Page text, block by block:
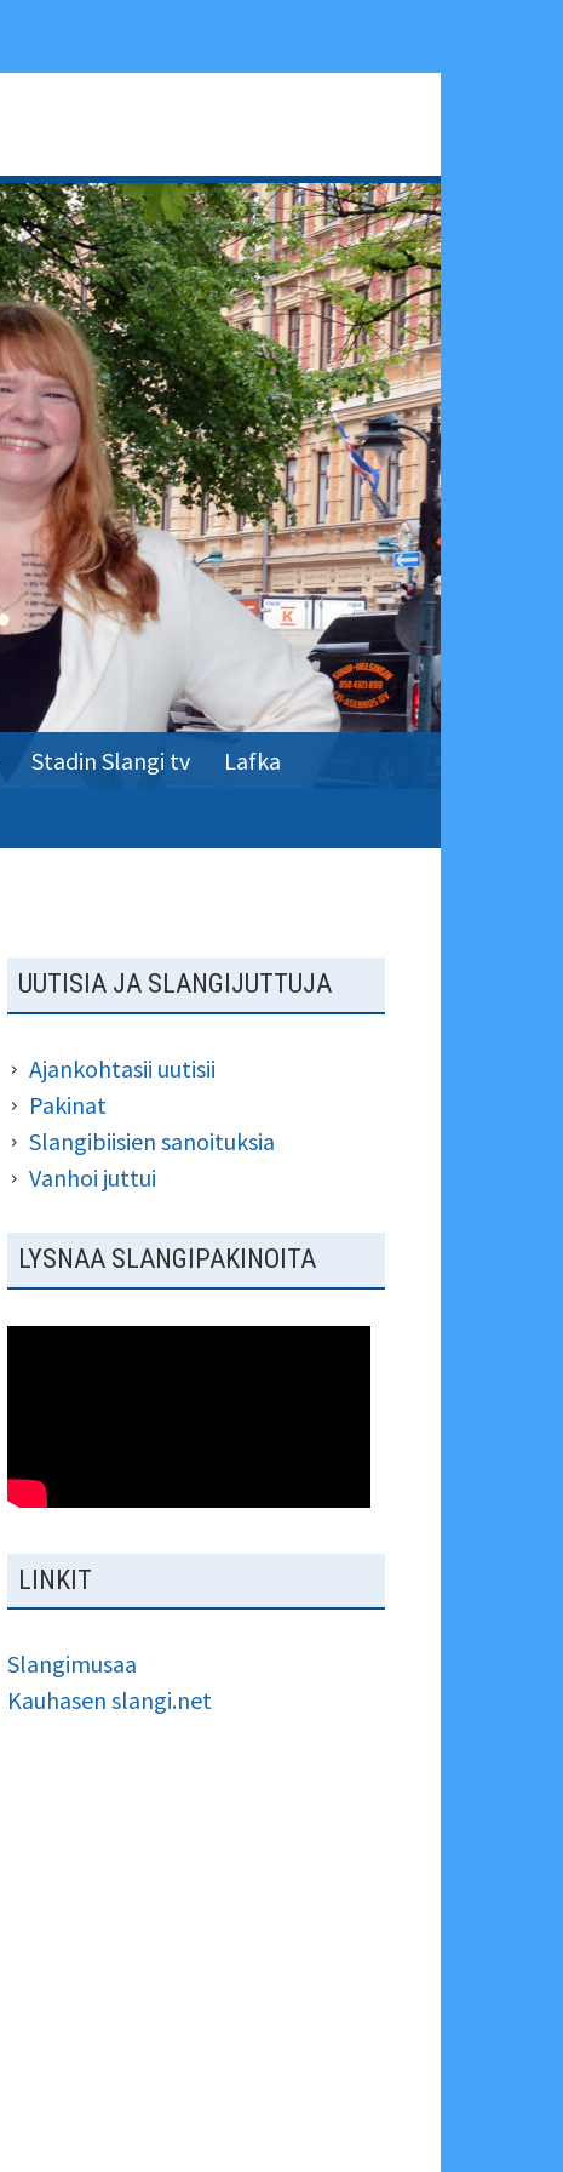
Stadin Slangi tv
Lafka
SIVUPALKKI
UUTISIA JA SLANGIJUTTUJA
Ajankohtasii uutisii
Pakinat
Slangibiisien sanoituksia
Vanhoi juttui
LYSNAA SLANGIPAKINOITA
LINKIT
Slangimusaa
Kauhasen slangi.net